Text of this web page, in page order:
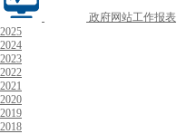
政府网站工作报表
2025
2024
2023
2022
2021
2020
2019
2018